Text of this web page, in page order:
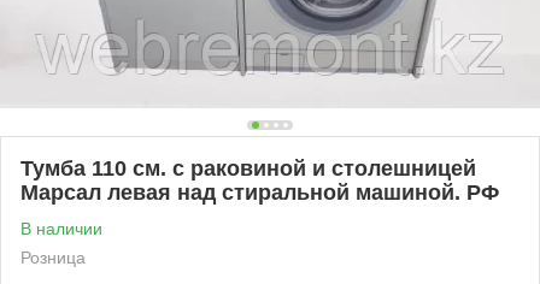
Тумба 110 см. с раковиной и столешницей
Марсал левая над стиральной машиной. РФ
В наличии
Розница